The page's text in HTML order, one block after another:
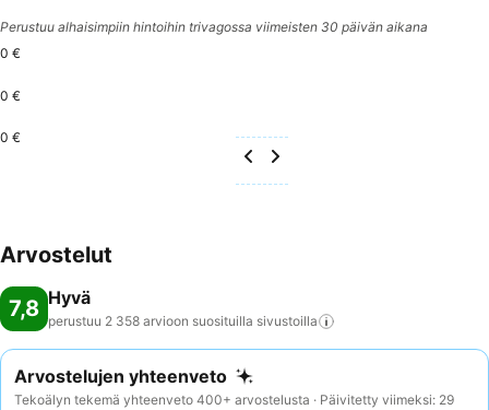
Perustuu alhaisimpiin hintoihin trivagossa viimeisten 30 päivän aikana
0 €
0 €
0 €
Arvostelut
7,8 Hyvä
perustuu 2 358 arvioon suosituilla sivustoilla
Arvostelujen yhteenveto
Tekoälyn tekemä yhteenveto 400+ arvostelusta · Päivitetty viimeksi: 29